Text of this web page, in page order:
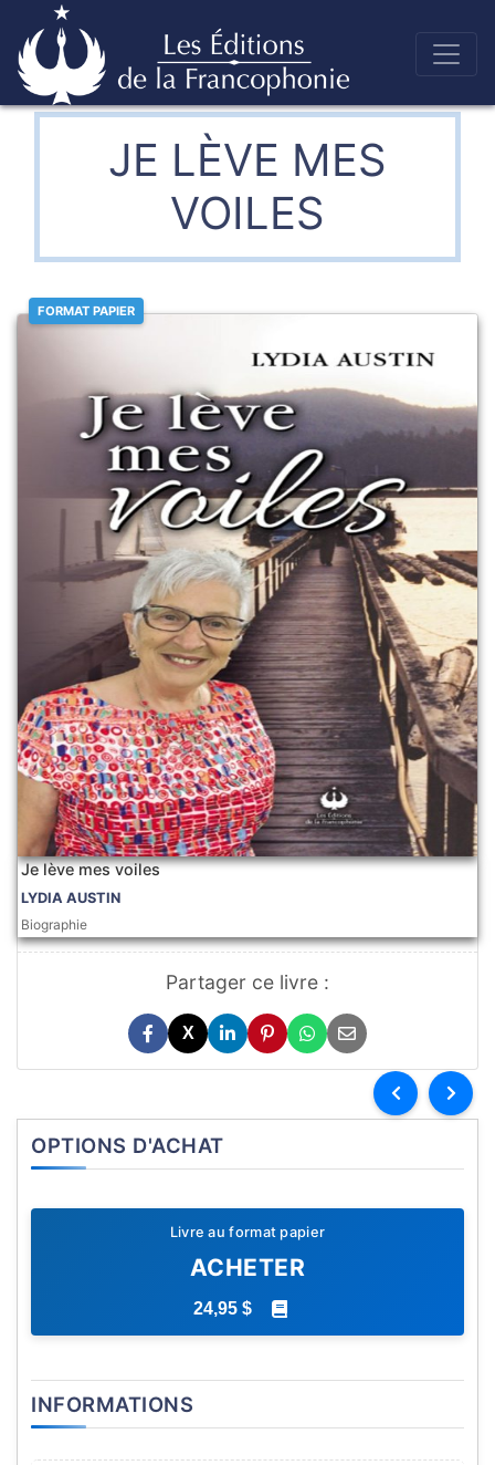
Skip
to Éditions de la francophonie
JE LÈVE MES
VOILES
FORMAT PAPIER
Je lève mes voiles
LYDIA AUSTIN
Biographie
Partager ce livre :
X
OPTIONS D'ACHAT
Livre au format papier
ACHETER
24,95 $
INFORMATIONS